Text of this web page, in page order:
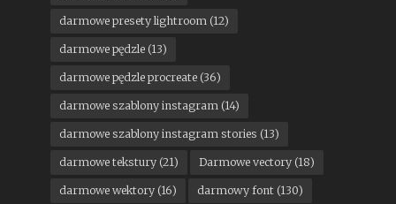
darmowe presety lightroom (12)
darmowe pędzle(13)
darmowe pędzle procreate(36)
darmowe szablony instagram (14)
darmowe szablony instagram stories (13)
darmowe tekstury(21) Darmowe vectory(18)
darmowe wektory(16) darmowy font(130)